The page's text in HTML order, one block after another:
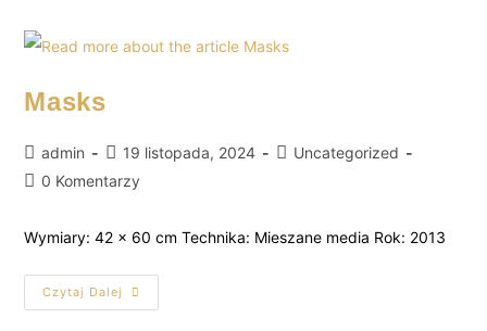
Masks
admin 19 listopada, 2024
Uncategorized
0 Komentarzy
Wymiary: 42 x 60 cm Technika: Mieszane media Rok: 2013
Czytaj Dalej